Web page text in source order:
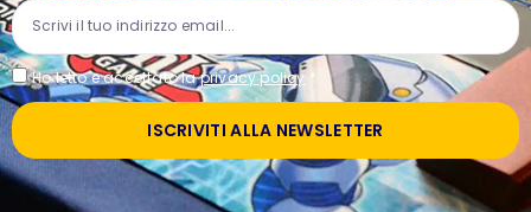
Ho letto e accettato laprivacy policy *
ISCRIVITI ALLA NEWSLETTER